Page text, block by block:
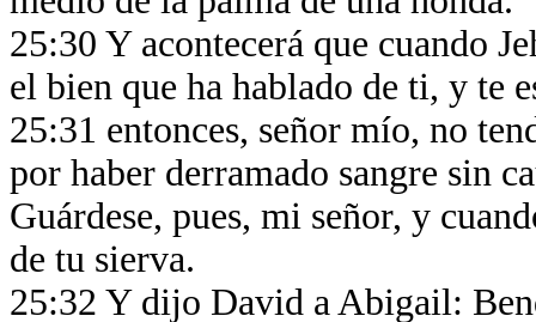
25:30 Y acontecerá que cuando
el bien que ha hablado de ti, y te
25:31 entonces, señor mío, no
por haber derramado sangre sin
Guárdese, pues, mi señor, y
de tu sierva.
25:32 Y dijo David a Abigail: